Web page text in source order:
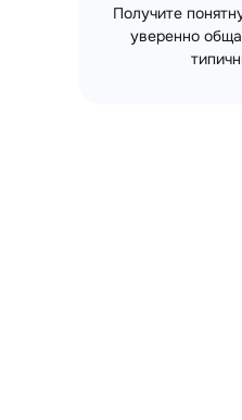
Получите
уверенно